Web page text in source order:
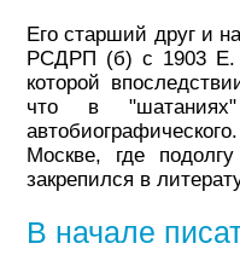
Его старший друг и
РСДРП (б) с 1903 Е.
которой
что в
Москве, где
закрепился в
В начале